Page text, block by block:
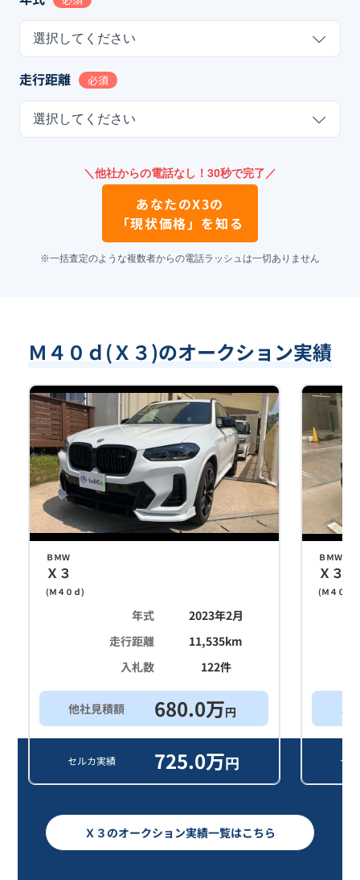
選択してください
走行距離 必須
選択してください
＼他社からの電話なし！30秒で完了／
あなたのX3の
「現状価格」を知る
※一括査定のような複数者からの電話ラッシュは一切ありません
Ｍ４０ｄ(Ｘ３)のオークション実績
ＢＭＷ
Ｘ３
(Ｍ４０ｄ)
年式
2023年2月
走行距離
11,535km
入札数
122件
他社見積額 680.0万円
セルカ実績 725.0万円
ＢＭＷ
Ｘ３
(Ｍ４０ｄ
セ
Ｘ３のオークション実績一覧はこちら